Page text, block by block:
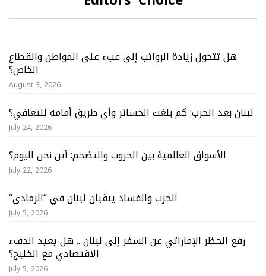
هل تتحول زيادة الرواتب إلى عبء على المواطن والقطاع
الخاص؟
August 3, 2026
لبنان بعد الحرب: كم بلغت الخسائر وأي طريق أمامه للتعافي؟
July 24, 2026
الأسواق العالمية بين الحروب والتضخم: أين نحن اليوم؟
July 22, 2026
“الحرب والفساد يبقيان لبنان في “الرمادي
July 5, 2026
رفع الحظر الإماراتي عن السفر إلى لبنان .. هل يعيد الدفء
الاقتصادي مع الخليج؟
July 5, 2026